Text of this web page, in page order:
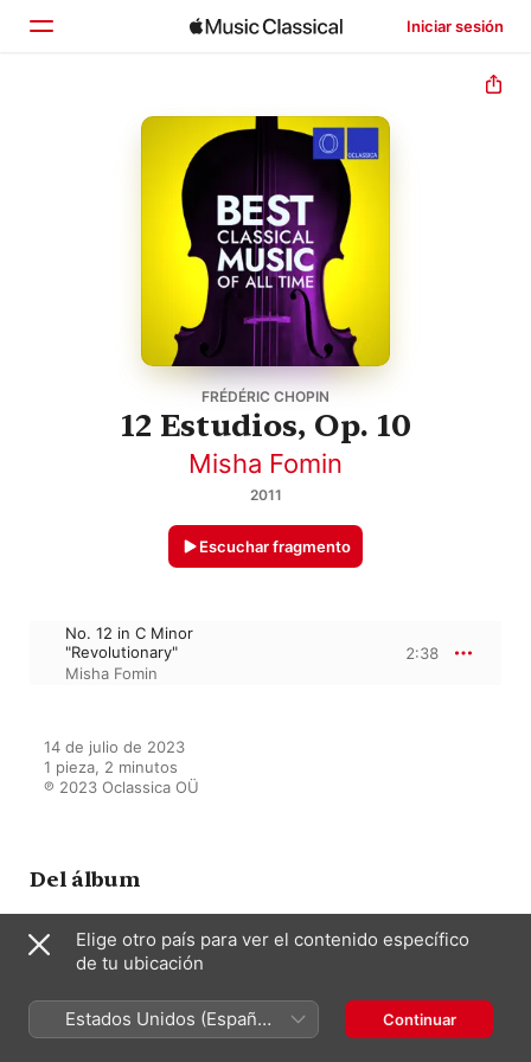
Iniciar sesión
FRÉDÉRIC CHOPIN
12 Estudios, Op. 10
Misha Fomin
2011
Escuchar fragmento
No. 12 in C Minor
"Revolutionary"
Misha Fomin
2:38
14 de julio de 2023
1 pieza, 2 minutos
℗ 2023 Oclassica OÜ
Del álbum
Best Classical Music of All Time
Varios Artistas
Elige otro país para ver el contenido específico
de tu ubicación
Estados Unidos (Español
México)
Continuar